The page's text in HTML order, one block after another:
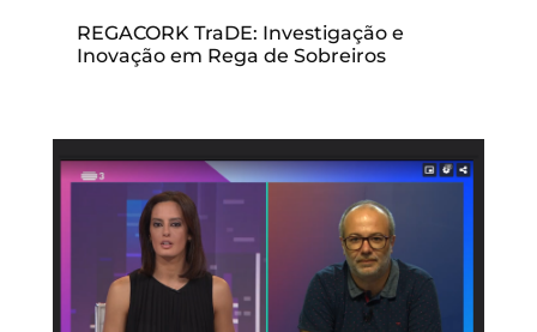
REGACORK TraDE: Investigação e
Inovação em Rega de Sobreiros